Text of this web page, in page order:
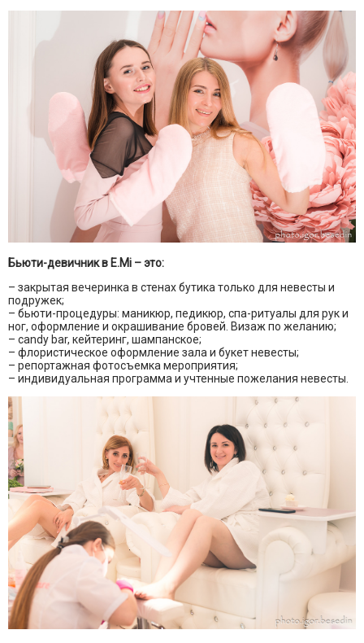
Бьюти-девичник в E.Mi – это:
– закрытая вечеринка в стенах бутика только для невесты и
подружек;
– бьюти-процедуры: маникюр, педикюр, спа-ритуалы для рук и
ног, оформление и окрашивание бровей. Визаж по желанию;
– candy bar, кейтеринг, шампанское;
– флористическое оформление зала и букет невесты;
– репортажная фотосъемка мероприятия;
– индивидуальная программа и учтенные пожелания невесты.